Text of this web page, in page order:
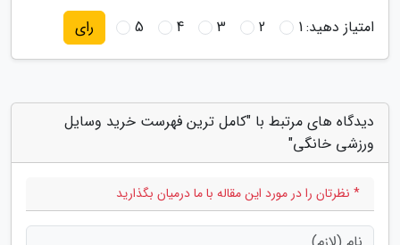
امتیاز دهید:1
2
3
4
5 رای
دیدگاه های مرتبط با "کامل ترین فهرست خرید وسایل
ورزشی خانگی"
* نظرتان را در مورد این مقاله با ما درمیان بگذارید